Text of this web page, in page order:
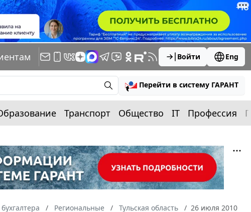
Войти Eng
Перейти в систему ГАРАНТ
Транспорт Общество IT Профессия
Региональные Тульская область 26 июля 2010